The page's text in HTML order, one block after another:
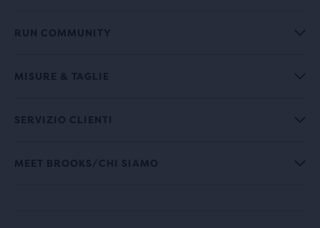
RUN COMMUNITY
MISURE & TAGLIE
SERVIZIO CLIENTI
MEET BROOKS/CHI SIAMO